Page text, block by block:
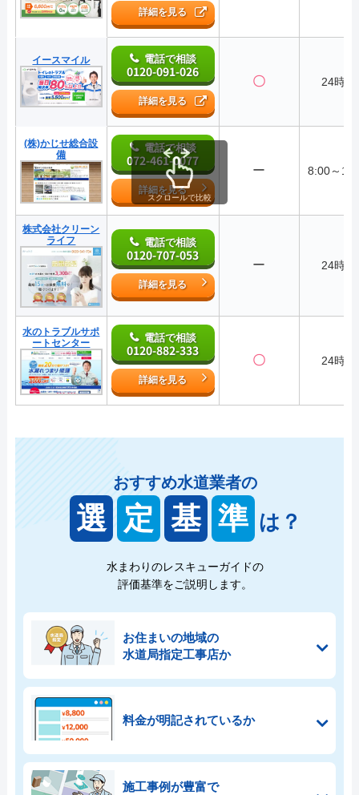
詳細を見る
イースマイル 電話で相談
0120-091-026
詳細を見る
〇 24時間
(株)かじせ総合設
備
電話で相談
072-461-0077
詳細を見る
ー 8:00～
株式会社クリーン
ライフ
電話で相談
0120-707-053
詳細を見る
ー 24時間
水のトラブルサポ
ートセンター
電話で相談
0120-882-333
詳細を見る
〇 24時間
スクロールで比較
おすすめ水道業者の
選 定 基 準 は？
水まわりのレスキューガイドの
評価基準をご説明します。
お住まいの地域の
水道局指定工事店か
料金が明記されているか
施工事例が豊富で